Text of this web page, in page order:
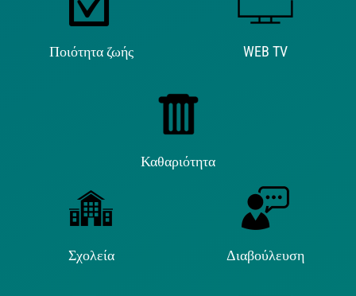
Ποιότητα ζωής WEB TV
Καθαριότητα
Σχολεία Διαβούλευση